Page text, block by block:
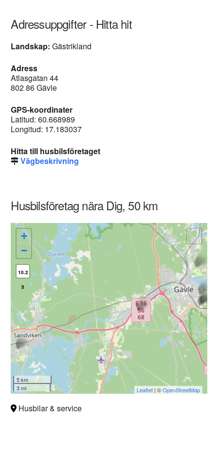
Adressuppgifter - Hitta hit
Landskap:Gästrikland
Adress
Atlasgatan 44
802 86 Gävle
GPS-koordinater
Latitud: 60.668989
Longitud: 17.183037
Hitta till husbilsföretaget
Vägbeskrivning
Husbilsföretag nära Dig, 50 km
+
−
10.2
5
5 km
3 mi
Leaflet| ©OpenStreetMap
Husbilar & service